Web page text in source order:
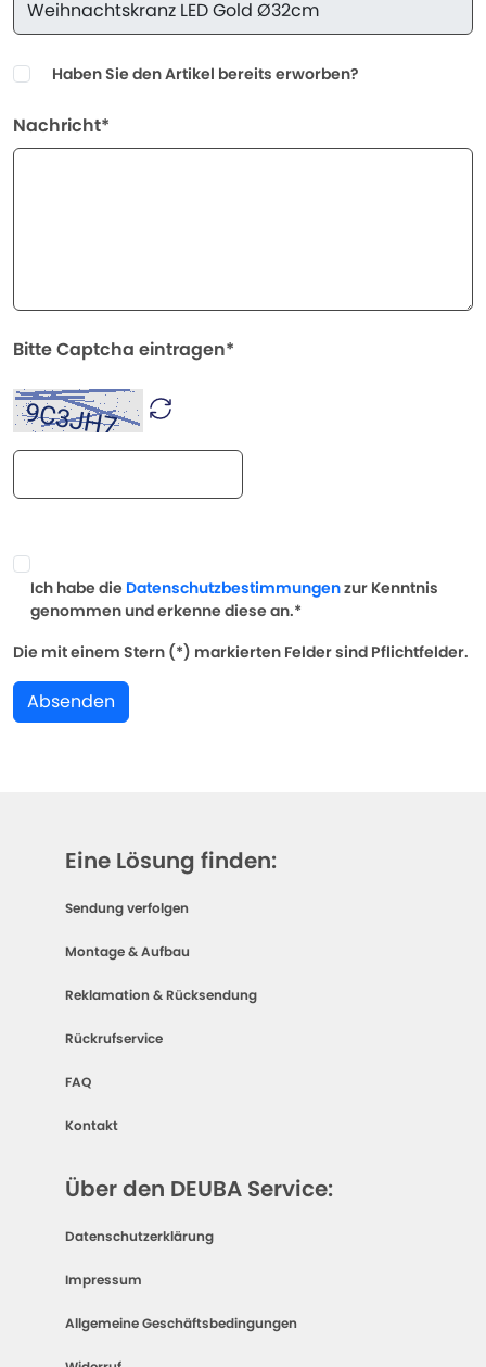
Haben Sie den Artikel bereits erworben?
Nachricht*
Bitte Captcha eintragen*
Ich habe die Datenschutzbestimmungenzur Kenntnis
genommen und erkenne diese an.*
Die mit einem Stern (*) markierten Felder sind Pflichtfelder.
Absenden
Eine Lösung finden:
Sendung verfolgen
Montage & Aufbau
Reklamation & Rücksendung
Rückrufservice
FAQ
Kontakt
Über den DEUBA Service:
Datenschutzerklärung
Impressum
Allgemeine Geschäftsbedingungen